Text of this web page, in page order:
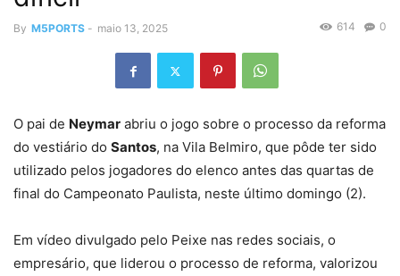
By M5PORTS - maio 13, 2025 0
614
O pai de Neymar abriu o jogo sobre o processo da reforma
do vestiário do Santos, na Vila Belmiro, que pôde ter sido
utilizado pelos jogadores do elenco antes das quartas de
final do Campeonato Paulista, neste último domingo (2).
Em vídeo divulgado pelo Peixe nas redes sociais, o
empresário, que liderou o processo de reforma, valorizou